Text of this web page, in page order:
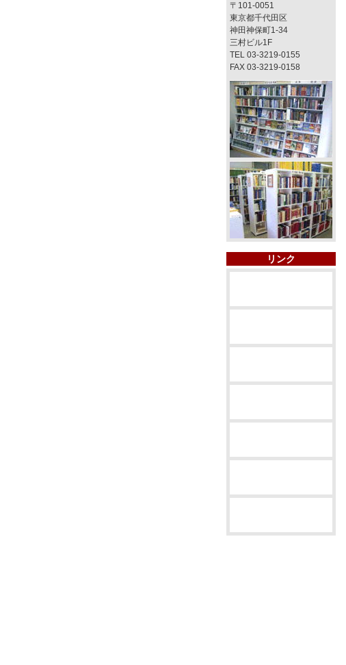
〒101-0051
東京都千代田区
神田神保町1-34
三村ビル1F
TEL 03-3219-0155
FAX 03-3219-0158
リンク